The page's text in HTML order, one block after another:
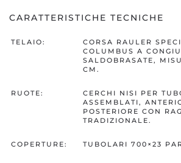
CARATTERISTICHE TECNICHE
TELAIO:
CORSA RAULER
COLUMBUS A
SALDOBRASATE,
CM.
RUOTE:
CERCHI NISI PER
ASSEMBLATI,
POSTERIORE CON
TRADIZIONALE.
COPERTURE: TUBOLARI 700×23